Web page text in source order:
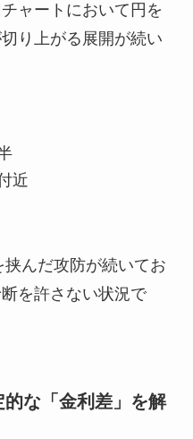
ャートにおいて円を
り上がる展開が続い
近
んだ攻防が続いてお
を許さない状況で
な「金利差」を解